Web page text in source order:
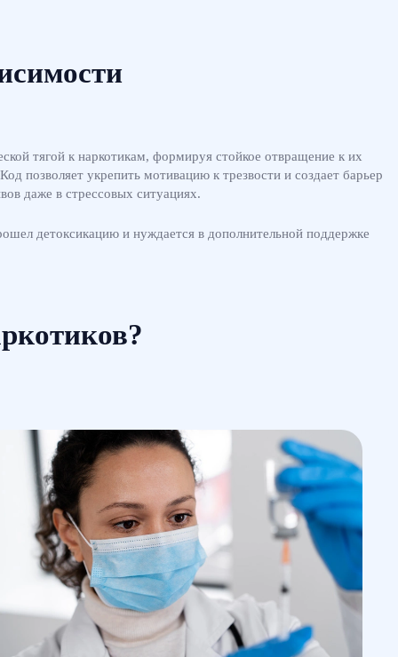
тягой к наркотикам, формируя стойкое отвращение к их
позволяет укрепить мотивацию к трезвости и создает барьер
даже в стрессовых ситуациях.
детоксикацию и нуждается в дополнительной поддержке